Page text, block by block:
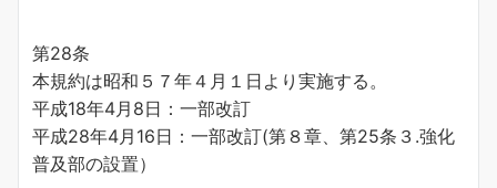
第28条
本規約は昭和５７年４月１日より実施する。
平成18年4月8日：一部改訂
平成28年4月16日：一部改訂(第８章、第25条３.強化
普及部の設置）